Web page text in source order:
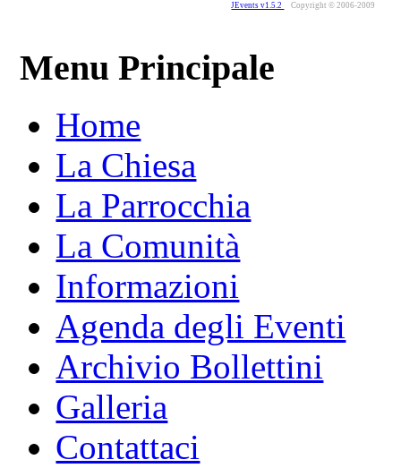
JEvents v1.5.2 Copyright © 2006-2009
Menu Principale
Home
La Chiesa
La Parrocchia
La Comunità
Informazioni
Agenda degli Eventi
Archivio Bollettini
Galleria
Contattaci